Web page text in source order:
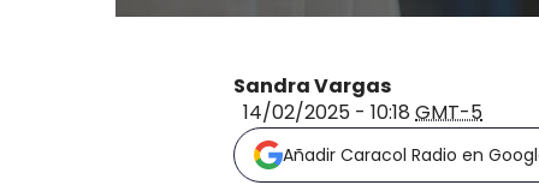
Sandra Vargas
14/02/2025 - 10:18 GMT-5
Añadir Caracol Radio en